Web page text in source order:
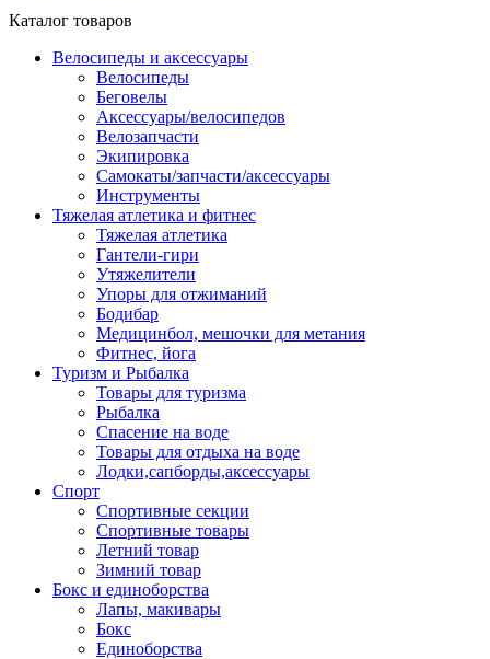
Каталог товаров
Велосипеды и аксессуары
Велосипеды
Беговелы
Аксессуары/велосипедов
Велозапчасти
Экипировка
Самокаты/запчасти/аксессуары
Инструменты
Тяжелая атлетика и фитнес
Тяжелая атлетика
Гантели-гири
Утяжелители
Упоры для отжиманий
Бодибар
Медицинбол, мешочки для метания
Фитнес, йога
Туризм и Рыбалка
Товары для туризма
Рыбалка
Спасение на воде
Товары для отдыха на воде
Лодки,сапборды,аксессуары
Спорт
Спортивные секции
Спортивные товары
Летний товар
Зимний товар
Бокс и единоборства
Лапы, макивары
Бокс
Единоборства